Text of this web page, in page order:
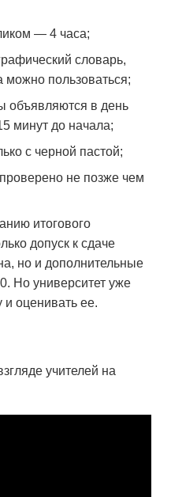
— 4 часа;
словарь,
можно пользоваться;
объявляются в день
минут до начала;
с черной пастой;
не позже чем
итогового
допуск к сдаче
но и дополнительные
Но университет уже
и оценивать ее.
учителей на